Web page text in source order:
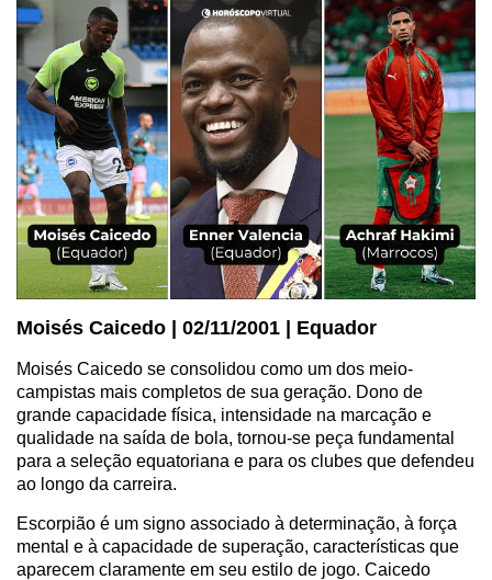
Moisés Caicedo | 02/11/2001 | Equador
Moisés Caicedo se consolidou como um dos meio-
campistas mais completos de sua geração. Dono de
grande capacidade física, intensidade na marcação e
qualidade na saída de bola, tornou-se peça fundamental
para a seleção equatoriana e para os clubes que defendeu
ao longo da carreira.
Escorpião é um signo associado à determinação, à força
mental e à capacidade de superação, características que
aparecem claramente em seu estilo de jogo. Caicedo